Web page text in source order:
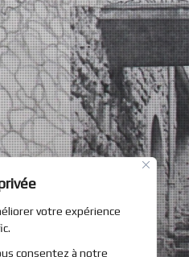
votre expérience
consentez à notre